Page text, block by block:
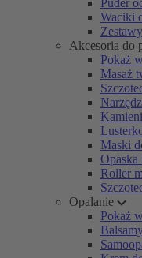
Puder
Waciki
Akcesoria do
Pokaż
Masaż
Maski
Opaska
Roller
Opalanie
Pokaż